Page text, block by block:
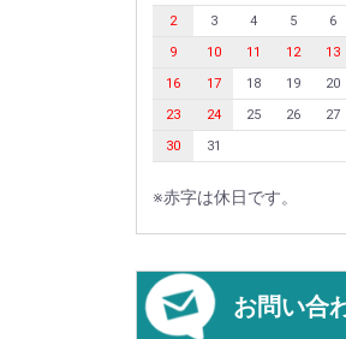
2
3 4 5 6
9
10 11 12 13
16
17 18 19 20
23
24 25 26 27
30
31
※赤字は休日です。
お問い合